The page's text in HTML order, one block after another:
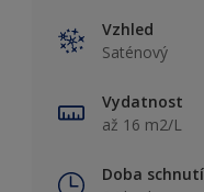
Vzhled
Saténový
Vydatnost
až 16 m2/L
Doba schnutí